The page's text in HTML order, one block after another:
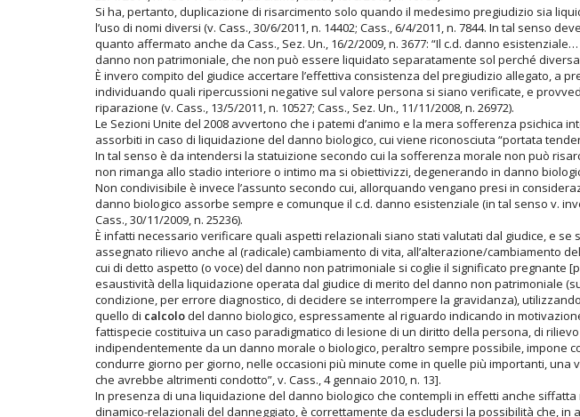
Si ha, pertanto, duplicazione di risarcimento solo quando il medesimo pregiudizio sia
l’uso di nomi diversi (v. Cass., 30/6/2011, n. 14402; Cass., 6/4/2011, n. 7844. In tal senso
quanto affermato anche da Cass., Sez. Un., 16/2/2009, n. 3677: “Il c.d. danno
danno non patrimoniale, che non può essere liquidato separatamente sol perché
È invero compito del giudice accertare l’effettiva consistenza del pregiudizio allegato, a
individuando quali ripercussioni negative sul valore persona si siano verificate, e
riparazione (v. Cass., 13/5/2011, n. 10527; Cass., Sez. Un., 11/11/2008, n. 26972).
Le Sezioni Unite del 2008 avvertono che i patemi d’animo e la mera sofferenza psichica
assorbiti in caso di liquidazione del danno biologico, cui viene riconosciuta “portata
In tal senso è da intendersi la statuizione secondo cui la sofferenza morale non può
non rimanga allo stadio interiore o intimo ma si obiettivizzi, degenerando in danno
Non condivisibile è invece l’assunto secondo cui, allorquando vengano presi in
danno biologico assorbe sempre e comunque il c.d. danno esistenziale (in tal senso v.
Cass., 30/11/2009, n. 25236).
È infatti necessario verificare quali aspetti relazionali siano stati valutati dal giudice, e se
assegnato rilievo anche al (radicale) cambiamento di vita, all’alterazione/cambiamento
cui di detto aspetto (o voce) del danno non patrimoniale si coglie il significato pregnante
esaustività della liquidazione operata dal giudice di merito del danno non patrimoniale
condizione, per errore diagnostico, di decidere se interrompere la gravidanza),
quello di calcolodel danno biologico, espressamente al riguardo indicando in
fattispecie costituiva un caso paradigmatico di lesione di un diritto della persona, di
indipendentemente da un danno morale o biologico, peraltro sempre possibile, impone
condurre giorno per giorno, nelle occasioni più minute come in quelle più importanti, una
che avrebbe altrimenti condotto”, v. Cass., 4 gennaio 2010, n. 13].
In presenza di una liquidazione del danno biologico che contempli in effetti anche
dinamico-relazionali del danneggiato, è correttamente da escludersi la possibilità che, in